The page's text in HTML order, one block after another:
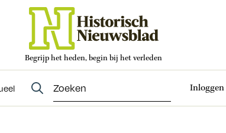
Begrijp het heden, begin bij het verleden
Inloggen